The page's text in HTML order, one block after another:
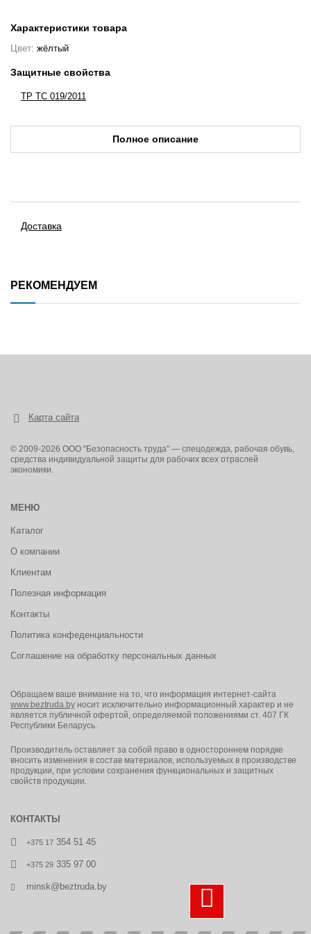
Характеристики товара
Цвет: жёлтый
Защитные свойства
ТР ТС 019/2011
Полное описание
Доставка
РЕКОМЕНДУЕМ
Карта сайта
© 2009-2026 ООО "Безопасность труда" — спецодежда, рабочая обувь,
средства индивидуальной защиты для рабочих всех отраслей
экономики.
МЕНЮ
Каталог
О компании
Клиентам
Полезная информация
Контакты
Политика конфеденциальности
Соглашение на обработку персональных данных
Обращаем ваше внимание на то, что информация интернет-сайта
www.beztruda.by носит исключительно информационный характер и не
является публичной офертой, определяемой положениями ст. 407 ГК
Республики Беларусь.
Производитель оставляет за собой право в одностороннем порядке
вносить изменения в состав материалов, используемых в производстве
продукции, при условии сохранения функциональных и защитных
свойств продукции.
КОНТАКТЫ
+375 17 354 51 45
+375 29 335 97 00
minsk@beztruda.by